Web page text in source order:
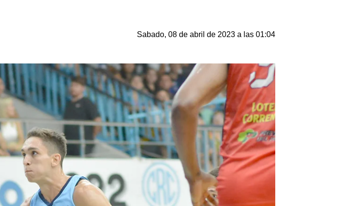
Sabado, 08 de abril de 2023 a las 01:04